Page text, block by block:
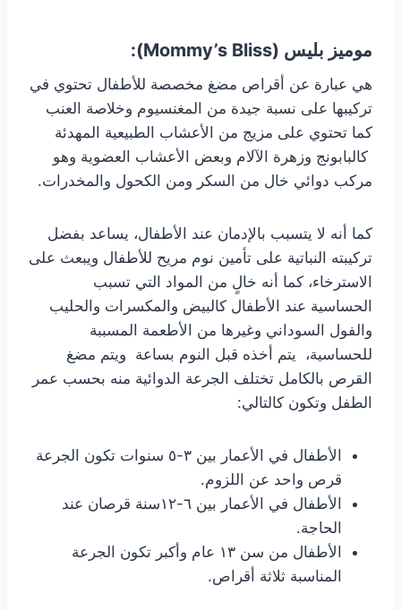
موميز بليس (Mommy’s Bliss):
هي عبارة عن أقراص مضغ مخصصة للأطفال تحتوي في
تركيبها على نسبة جيدة من المغنسيوم وخلاصة العنب
كما تحتوي على مزيج من الأعشاب الطبيعية المهدئة
كالبابونج وزهرة الآلام وبعض الأعشاب العضوية وهو
مركب دوائي خال من السكر ومن الكحول والمخدرات.
كما أنه لا يتسبب بالإدمان عند الأطفال، يساعد بفضل
تركيبته النباتية على تأمين نوم مريح للأطفال ويبعث على
الاسترخاء، كما أنه خالٍ من المواد التي تسبب
الحساسية عند الأطفال كالبيض والمكسرات والحليب
والفول السوداني وغيرها من الأطعمة المسببة
للحساسية، يتم أخذه قبل النوم بساعة ويتم مضغ
القرص بالكامل تختلف الجرعة الدوائية منه بحسب عمر
الطفل وتكون كالتالي:
الأطفال في الأعمار بين ٣-٥ سنوات تكون الجرعة
قرص واحد عن اللزوم.
الأطفال في الأعمار بين ٦-١٢سنة قرصان عند
الحاجة.
الأطفال من سن ١٣ عام وأكبر تكون الجرعة
المناسبة ثلاثة أقراص.